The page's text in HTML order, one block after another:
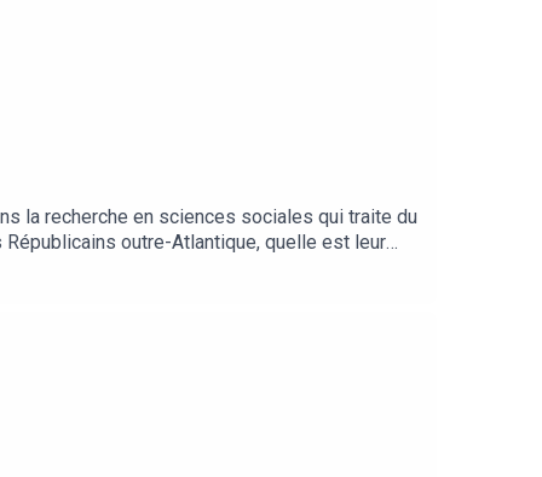
dynamique interculturelle d'un protestantisme
la recherche en sciences sociales qui traite du
outre-Atlantique, quelle est leur
et des fidèles, l’enquête cherche à
de dérives sectaires de